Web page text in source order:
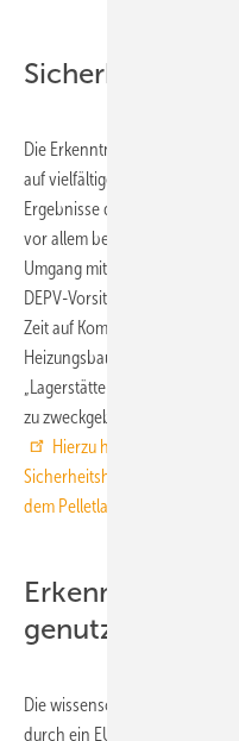
Die Erkenntnisse des
auf vielfältige Weise genutzt.
Ergebnisse der
vor allem beim
Umgang mit dem Pelletlager
DEPV-Vorsitzende Martin
Zeit auf Kommunikation – mit
Heizungsbauern und
„Lagerstätten aller
zu zweckgebundener Arbeit
Hierzu hat der DEPV
Sicherheitshinweise
dem Pelletlager gewährleisten
Erkenntnisse
genutzt
Die wissenschaftliche
durch ein EU-gefördertes